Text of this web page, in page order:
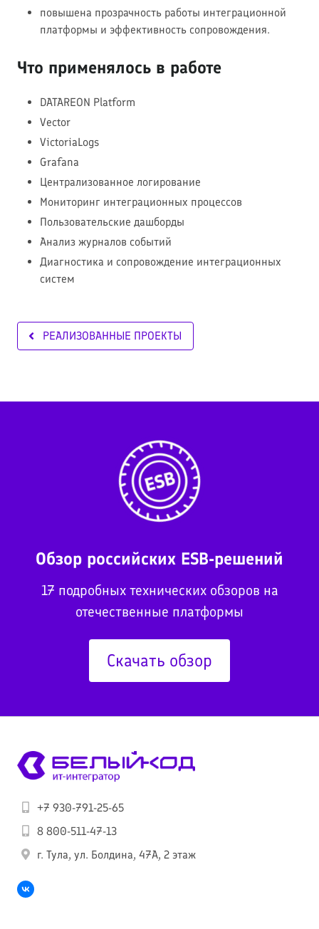
повышена прозрачность работы интеграционной
платформы и эффективность сопровождения.
Что применялось в работе
DATAREON Platform
Vector
VictoriaLogs
Grafana
Централизованное логирование
Мониторинг интеграционных процессов
Пользовательские дашборды
Анализ журналов событий
Диагностика и сопровождение интеграционных
систем
РЕАЛИЗОВАННЫЕ ПРОЕКТЫ
Обзор российских ESB-решений
17 подробных технических обзоров на
отечественные платформы
Скачать обзор
+7 930-791-25-65
8 800-511-47-13
г. Тула, ул. Болдина, 47А, 2 этаж